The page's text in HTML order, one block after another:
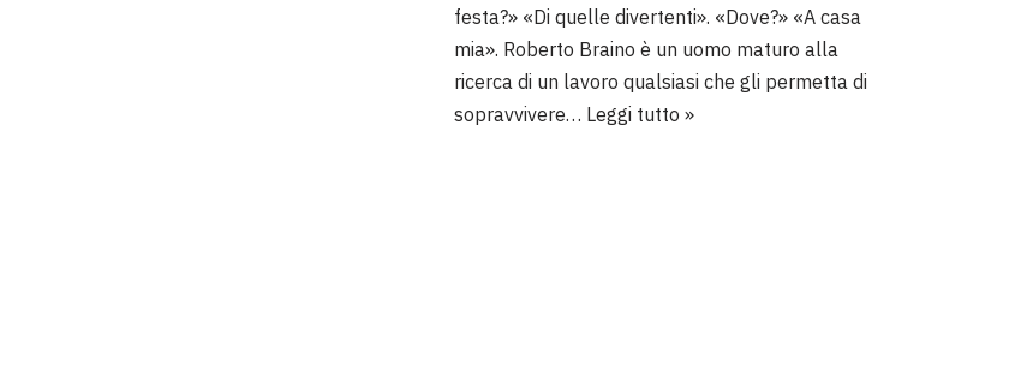
festa?» «Di quelle divertenti». «Dove?» «A casa
mia». Roberto Braino è un uomo maturo alla
ricerca di un lavoro qualsiasi che gli permetta di
sopravvivere… Leggi tutto »